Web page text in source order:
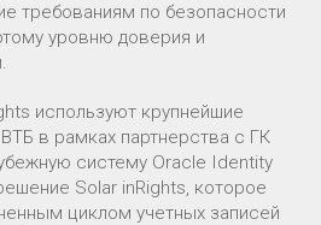
требованиям по безопасности
уровню доверия и
используют крупнейшие
в рамках партнерства с ГК
систему Oracle Identity
Solar inRights, которое
циклом учетных записей